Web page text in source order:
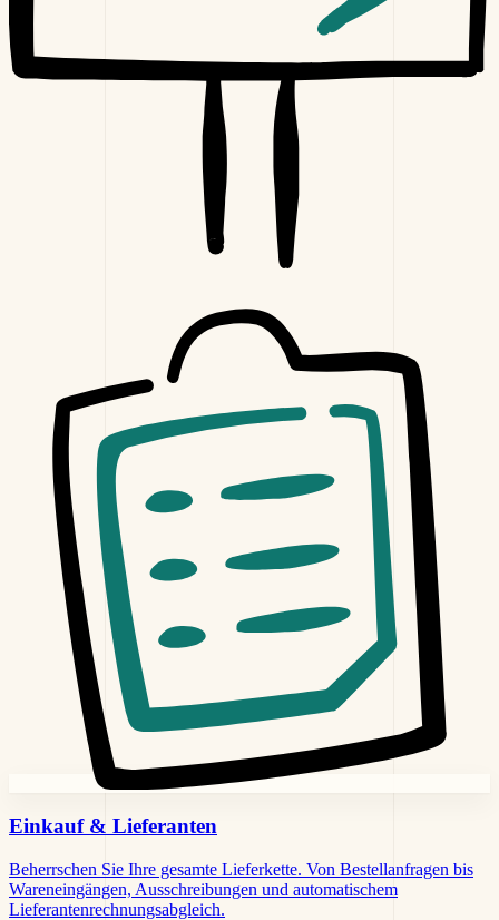
Einkauf & Lieferanten
Beherrschen Sie Ihre gesamte Lieferkette. Von Bestellanfragen bis
Wareneingängen, Ausschreibungen und automatischem
Lieferantenrechnungsabgleich.